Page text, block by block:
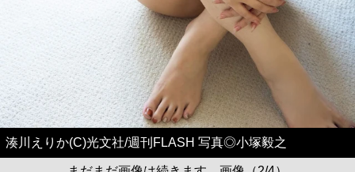
湊川えりか(C)光文社/週刊FLASH 写真◎小塚毅之